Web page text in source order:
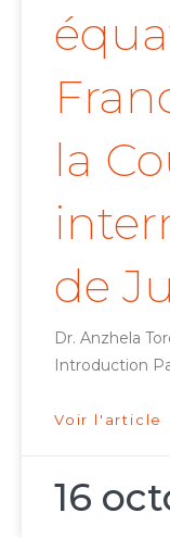
la
de
Dr. Anzhela
Introduction
Voir l'article
16